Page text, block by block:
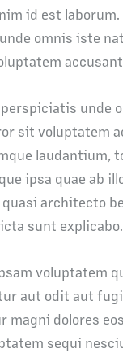
id est laborum.
omnis iste
unde
sit voluptatem
laudantium,
ipsa quae ab
architecto
sunt explicabo.
voluptatem
aut odit aut
magni dolores
sequi